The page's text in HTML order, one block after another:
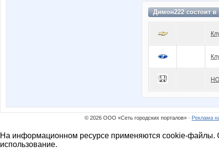
Димон222 состоит в
© 2026 ООО «Сеть городских порталов» · Реклама
На информационном ресурсе применяются cookie-файлы.
использование.